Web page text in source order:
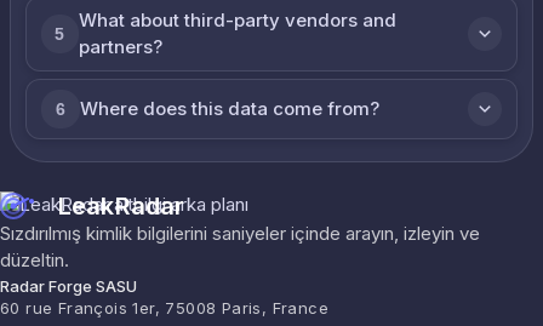
5
What about third-party vendors and
partners?
6 Where does this data come from?
LeakRadar
Sızdırılmış kimlik bilgilerini saniyeler içinde arayın, izleyin ve
düzeltin.
Radar Forge SASU
60 rue François 1er, 75008 Paris, France